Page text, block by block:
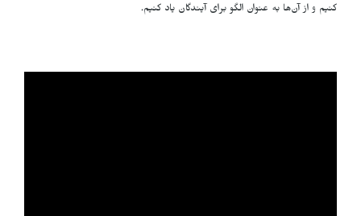
کنیم و از آن‌ها به عنوان الگو برای آیندگان یاد کنیم.